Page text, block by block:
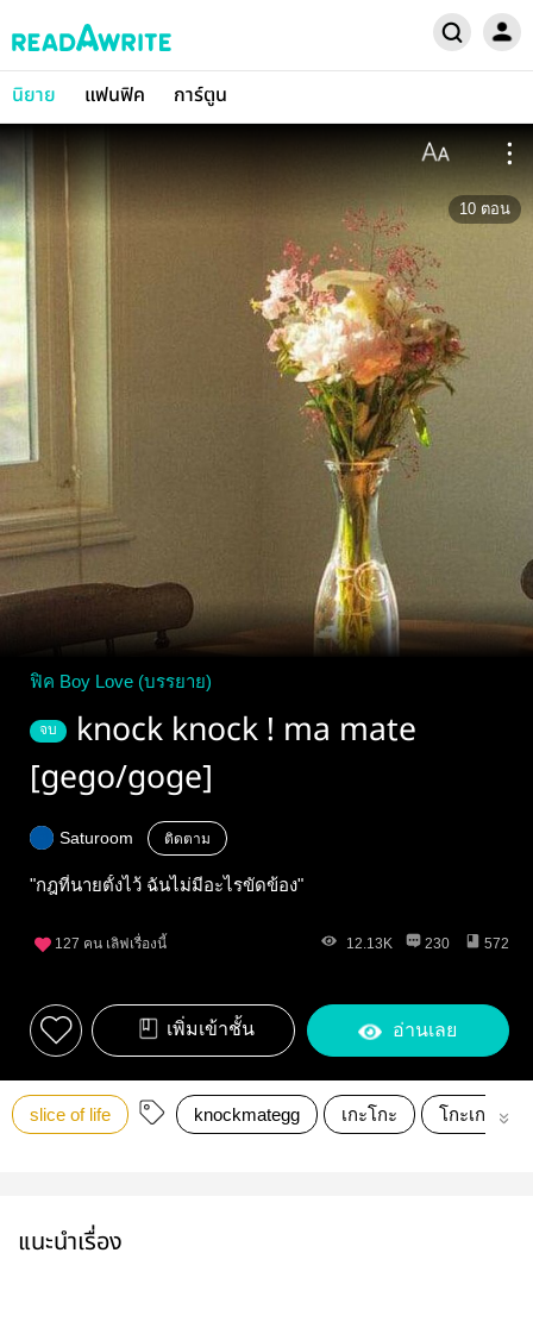
นิยาย แฟนฟิค การ์ตูน
10 ตอน
ฟิค Boy Love (บรรยาย)
จบ
knock knock ! ma mate
[gego/goge]
Saturoom ติดตาม
"กฎที่นายตั้งไว้ ฉันไม่มีอะไรขัดข้อง"
127 คน เลิฟเรื่องนี้ 12.13K 230 572
เพิ่มเข้าชั้น อ่านเลย
slice of life knockmategg เกะโกะ โกะเกะ
แนะนำเรื่อง